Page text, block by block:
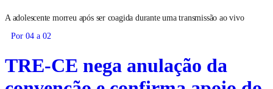
A adolescente morreu após ser coagida durante uma transmissão ao vivo
Por 04 a 02
TRE-CE nega anulação da